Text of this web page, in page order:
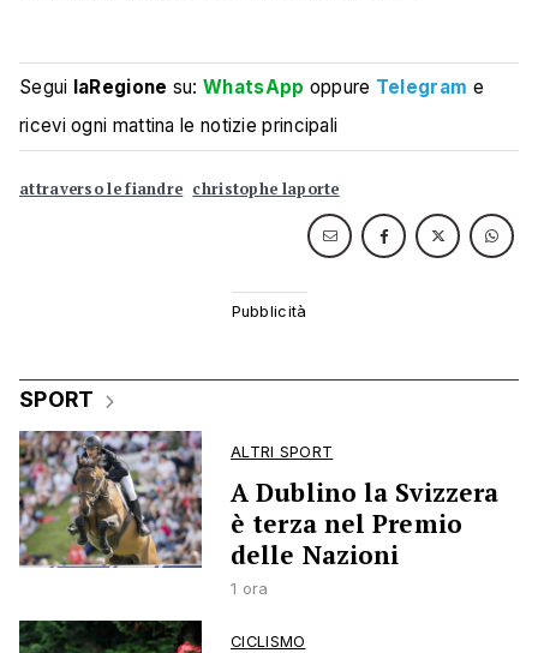
Segui laRegione su:WhatsApp oppure Telegram e
ricevi ogni mattina le notizie principali
attraverso le fiandre christophe laporte
SPORT
ALTRI SPORT
A Dublino la Svizzera
è terza nel Premio
delle Nazioni
1 ora
CICLISMO